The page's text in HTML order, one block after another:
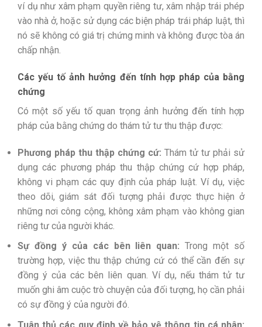
ví dụ như xâm phạm quyền riêng tư, xâm nhập trái phép
vào nhà ở, hoặc sử dụng các biện pháp trái pháp luật, thì
nó sẽ không có giá trị chứng minh và không được tòa án
chấp nhận.
Các yếu tố ảnh hưởng đến tính hợp pháp của bằng
chứng
Có một số yếu tố quan trọng ảnh hưởng đến tính hợp
pháp của bằng chứng do thám tử tư thu thập được:
Phương pháp thu thập chứng cứ: Thám tử tư phải sử
dụng các phương pháp thu thập chứng cứ hợp pháp,
không vi phạm các quy định của pháp luật. Ví dụ, việc
theo dõi, giám sát đối tượng phải được thực hiện ở
những nơi công cộng, không xâm phạm vào không gian
riêng tư của người khác.
Sự đồng ý của các bên liên quan: Trong một số
trường hợp, việc thu thập chứng cứ có thể cần đến sự
đồng ý của các bên liên quan. Ví dụ, nếu thám tử tư
muốn ghi âm cuộc trò chuyện của đối tượng, họ cần phải
có sự đồng ý của người đó.